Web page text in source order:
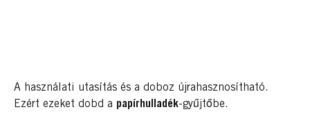
A használati utasítás és a doboz újrahasznosítható.
Ezért ezeket dobd a papírhulladék-gyűjtőbe.